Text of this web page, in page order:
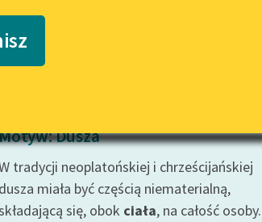
formacie PDF
wrażliwych
Deklaracja dostępności
Dusza
tradycji neoplatońskiej i chrześcijańskiej
dusza miała być częścią niematerialną,
się, obok ciała, na całość osoby.